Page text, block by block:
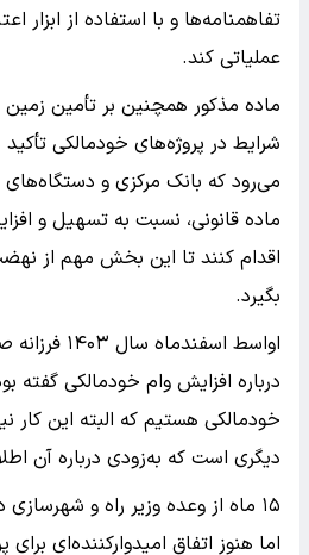
تفاهمنامه‌ها و با استفاده از ابزار
عملیاتی کند.
ماده مذکور همچنین بر تأمین
شرایط در پروژه‌های خودمالکی تأکید
می‌رود که بانک مرکزی و دستگاه‌های
ماده قانونی، نسبت به تسهیل و
اقدام کنند تا این بخش مهم از
بگیرد.
اواسط
درباره افزایش وام خودمالکی گفته
خودمالکی هستیم که البته این کار
دیگری است که به‌زودی درباره آن
۱۵ ماه از وعده وزیر راه و
اما هنوز اتفاق امیدوارکننده‌ای